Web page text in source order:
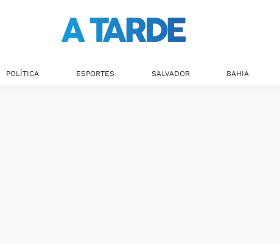
POLÍTICA ESPORTES SALVADOR BAHIA